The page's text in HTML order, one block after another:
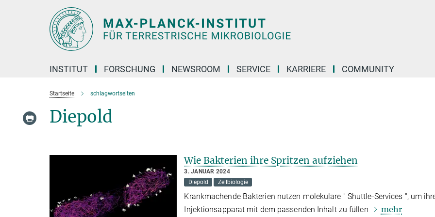
INSTITUT FORSCHUNG NEWSROOM SERVICE KARRIERE COMMUNITY
Startseite schlagwortseiten
Diepold
Wie Bakterien ihre Spritzen aufziehen
3. JANUAR 2024
Diepold
Zellbiologie
Krankmachende Bakterien nutzen molekulare " Shuttle-Services ", um
Injektionsapparat mit dem passenden Inhalt zu füllen
mehr